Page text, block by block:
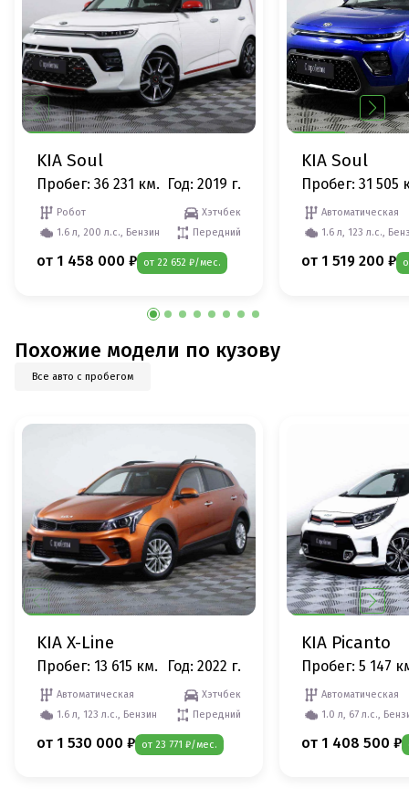
KIA Soul
Пробег: 36 231 км. Год: 2019 г.
Робот
Хэтчбек
1.6 л, 200 л.с., Бензин
Передний
от 1 458 000 ₽ от 22 652 ₽/мес.
KIA Soul
Пробег: 31 505
Автоматическая
1.6 л, 123 л.с.,
от 1 519 200 ₽
Похожие модели по кузову
Все авто с пробегом
KIA X-Line
Пробег: 13 615 км. Год: 2022 г.
Автоматическая
Хэтчбек
1.6 л, 123 л.с., Бензин
Передний
от 1 530 000 ₽ от 23 771 ₽/мес.
KIA Picanto
Пробег: 5 147
Автоматическая
1.0 л, 67 л.с.,
от 1 408 500 ₽